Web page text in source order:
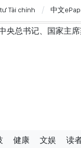
Tài chính 中文
席苏林将对澳大利
健康 文娱 读